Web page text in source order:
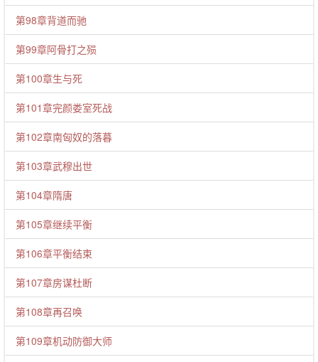
第98章背道而驰
第99章阿骨打之殒
第100章生与死
第101章完颜娄室死战
第102章南匈奴的落暮
第103章武穆出世
第104章隋唐
第105章继续平衡
第106章平衡结束
第107章房谋杜断
第108章再召唤
第109章机动防御大师